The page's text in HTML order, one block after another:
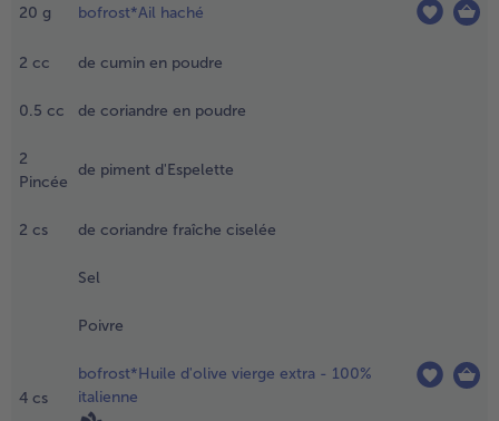
20 g bofrost*Ail haché
2 cc de cumin en poudre
0.5 cc de coriandre en poudre
2
Pincée
de piment d'Espelette
2 cs de coriandre fraîche ciselée
Sel
Poivre
4 cs
bofrost*Huile d'olive vierge extra - 100%
italienne
légère
faire